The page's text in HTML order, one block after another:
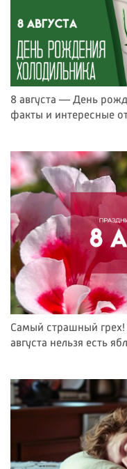
8 августа — День
факты и интересные
Самый страшный
августа нельзя есть